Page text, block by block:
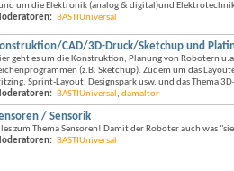
um die Elektronik (analog & digital)und
BASTIUniversal
CAD/3D-Druck/Sketchup und
geht es um die Konstruktion, Planung von Robotern
(z.B. Sketchup). Zudem um das
Sprint-Layout, Designspark usw. und das Thema
BASTIUniversal , damaltor
/ Sensorik
zum Thema Sensoren! Damit der Roboter auch was
BASTIUniversal